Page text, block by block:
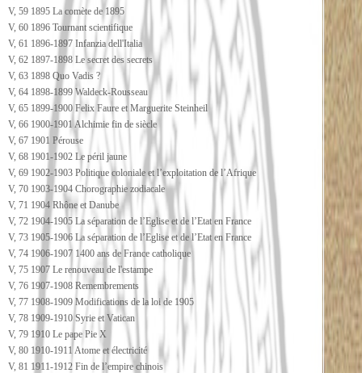
V, 59 1895 La comète de 1895
V, 60 1896 Tournant scientifique
V, 61 1896-1897 Infanzia dell'Italia
V, 62 1897-1898 Le secret des secrets
V, 63 1898 Quo Vadis ?
V, 64 1898-1899 Waldeck-Rousseau
V, 65 1899-1900 Felix Faure et Marguerite Steinheil
V, 66 1900-1901 Alchimie fin de siècle
V, 67 1901 Pérouse
V, 68 1901-1902 Le péril jaune
V, 69 1902-1903 Politique coloniale et l’exploitation de l’Afrique
V, 70 1903-1904 Chorographie zodiacale
V, 71 1904 Rhône et Danube
V, 72 1904-1905 La séparation de l’Eglise et de l’Etat en France
V, 73 1905-1906 La séparation de l’Eglise et de l’Etat en France
V, 74 1906-1907 1400 ans de France catholique
V, 75 1907 Le renouveau de l'estampe
V, 76 1907-1908 Remembrements
V, 77 1908-1909 Modifications de la loi de 1905
V, 78 1909-1910 Syrie et Vatican
V, 79 1910 Le pape Pie X
V, 80 1910-1911 Atome et électricité
V, 81 1911-1912 Fin de l’empire chinois